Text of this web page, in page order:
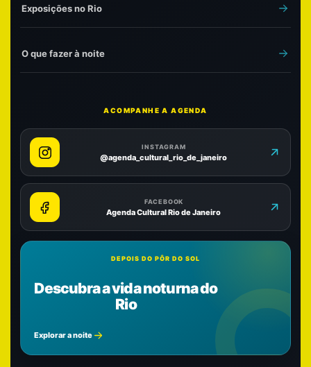
Exposições no Rio
O que fazer à noite
ACOMPANHE A AGENDA
INSTAGRAM
@agenda_cultural_rio_de_janeiro
FACEBOOK
Agenda Cultural Rio de Janeiro
DEPOIS DO PÔR DO SOL
Descubra a vida noturna do
Rio
Explorar a noite